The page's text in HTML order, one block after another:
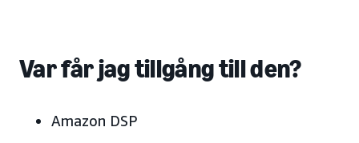
Var får jag tillgång till den?
Amazon DSP